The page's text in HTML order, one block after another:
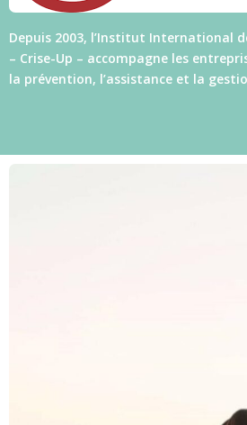
Depuis 2003, l’Institut International
– Crise-Up – accompagne les
la prévention, l’assistance et la